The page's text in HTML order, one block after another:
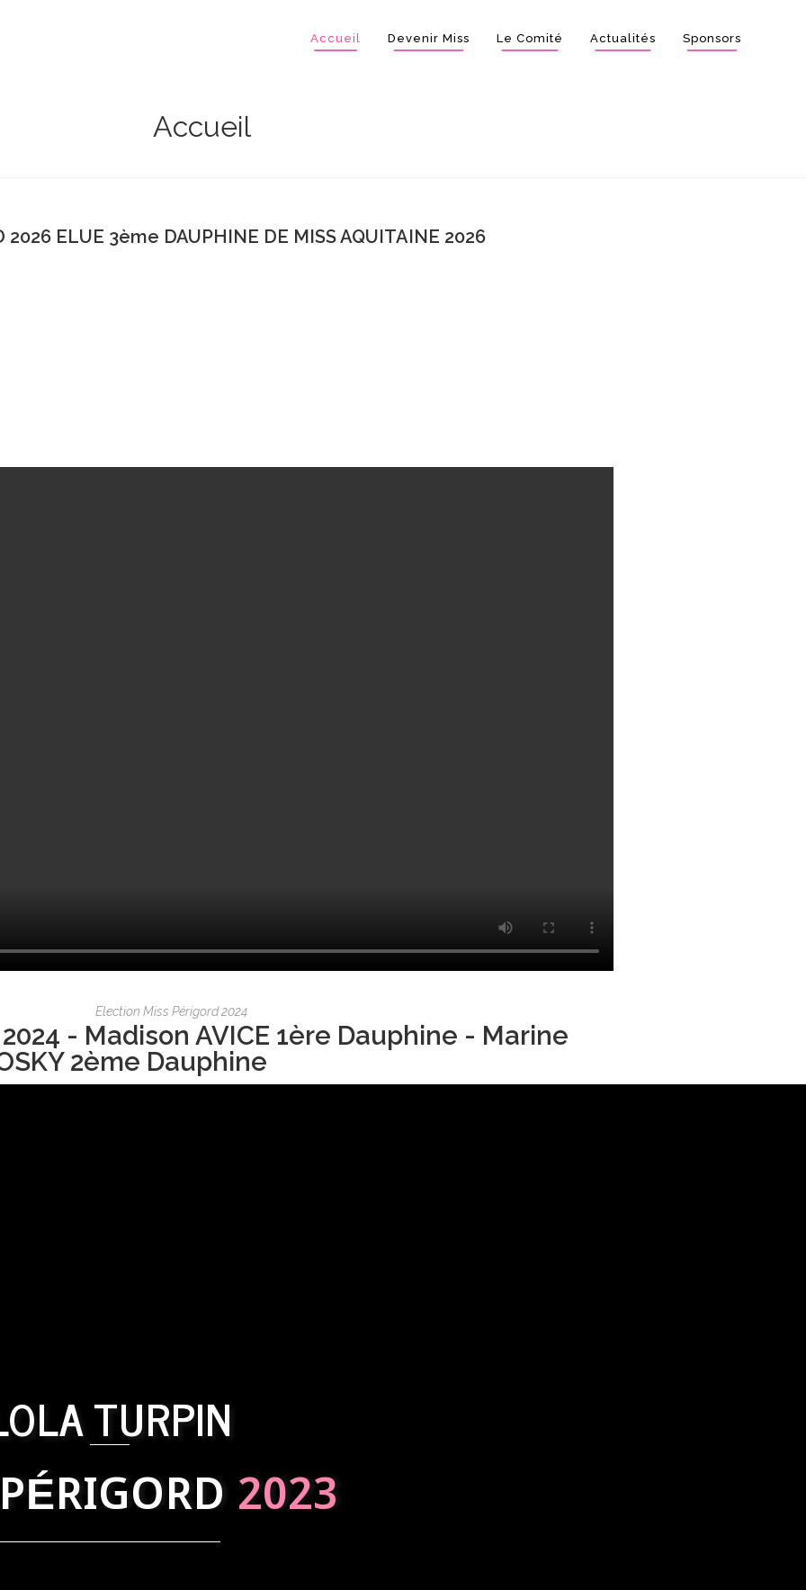
Accueil Devenir Miss Le Comité Actualités Sponsors
Accueil
2026 ELUE 3ème DAUPHINE DE MISS AQUITAINE 2026
Election Miss Périgord 2024
- Madison AVICE 1ère Dauphine - Marine
2ème Dauphine
TURPIN
2023